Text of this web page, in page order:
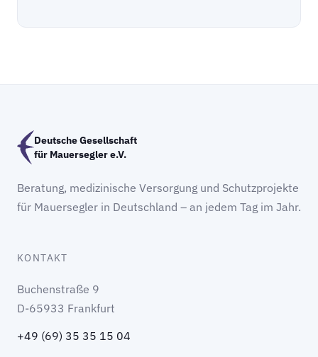
Deutsche Gesellschaft
für Mauersegler e.V.
Beratung, medizinische Versorgung und Schutzprojekte
für Mauersegler in Deutschland – an jedem Tag im Jahr.
KONTAKT
Buchenstraße 9
D-65933 Frankfurt
+49 (69) 35 35 15 04